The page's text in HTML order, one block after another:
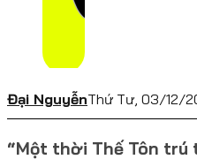
Đại NguyễnThứ Tư, 03/12/
“Một thời Thế Tôn trú